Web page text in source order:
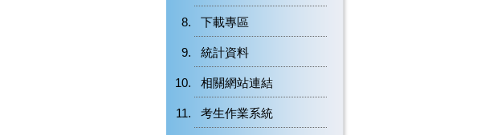
下載專區
統計資料
相關網站連結
考生作業系統